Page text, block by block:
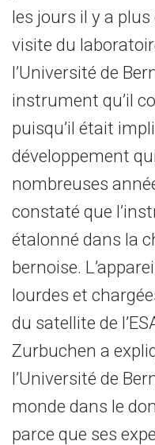
les jours il y a plus
visite du
l’Université de
instrument qu’il
puisqu’il était
développement
nombreuses
constaté que
étalonné dans la
bernoise.
lourdes et
du satellite de
Zurbuchen a
l’Université de
monde dans le
parce que ses